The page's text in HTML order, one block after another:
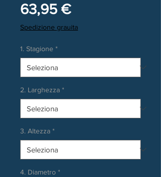
63,95 €Prezzo
Spedizione grauita
1. Stagione *
2. Larghezza *
3. Altezza *
4. Diametro *